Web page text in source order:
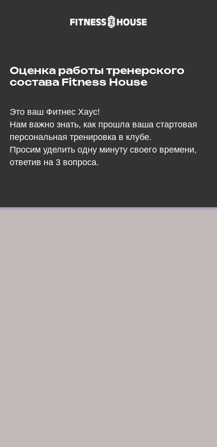
Оценка работы тренерского
состава Fitness House
Это ваш Фитнес Хаус!
Нам важно знать, как прошла ваша стартовая
персональная тренировка в клубе.
Просим уделить одну минуту своего времени,
ответив на 3 вопроса.